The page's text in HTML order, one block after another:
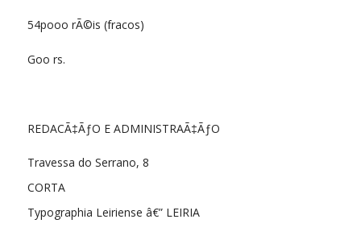
54pooo rÃ©is (fracos)
Goo rs.
REDACÃ‡ÃƒO E ADMINISTRAÃ‡ÃƒO
Travessa do Serrano, 8
CORTA
Typographia Leiriense â€” LEIRIA